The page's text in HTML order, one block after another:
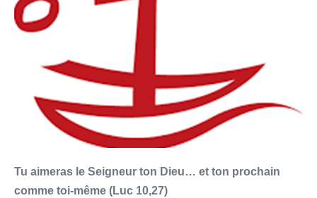
Tu aimeras le Seigneur ton Dieu… et ton prochain
comme toi-même (Luc 10,27)